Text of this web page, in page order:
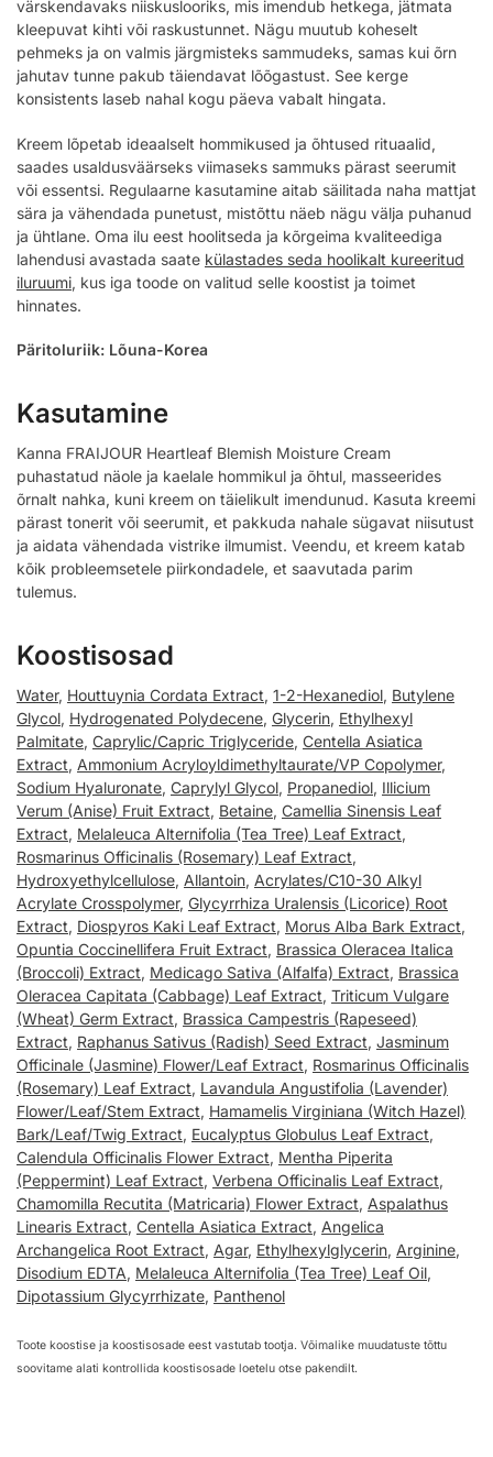
värskendavaks niiskuslooriks, mis imendub hetkega, jätmata
kleepuvat kihti või raskustunnet. Nägu muutub koheselt
pehmeks ja on valmis järgmisteks sammudeks, samas kui õrn
jahutav tunne pakub täiendavat lõõgastust. See kerge
konsistents laseb nahal kogu päeva vabalt hingata.
Kreem lõpetab ideaalselt hommikused ja õhtused rituaalid,
saades usaldusväärseks viimaseks sammuks pärast seerumit
või essentsi. Regulaarne kasutamine aitab säilitada naha mattjat
sära ja vähendada punetust, mistõttu näeb nägu välja puhanud
ja ühtlane. Oma ilu eest hoolitseda ja kõrgeima kvaliteediga
lahendusi avastada saate külastades seda hoolikalt kureeritud
iluruumi, kus iga toode on valitud selle koostist ja toimet
hinnates.
Päritoluriik: Lõuna-Korea
Kasutamine
Kanna FRAIJOUR Heartleaf Blemish Moisture Cream
puhastatud näole ja kaelale hommikul ja õhtul, masseerides
õrnalt nahka, kuni kreem on täielikult imendunud. Kasuta kreemi
pärast tonerit või seerumit, et pakkuda nahale sügavat niisutust
ja aidata vähendada vistrike ilmumist. Veendu, et kreem katab
kõik probleemsetele piirkondadele, et saavutada parim
tulemus.
Koostisosad
Water, Houttuynia Cordata Extract, 1-2-Hexanediol, Butylene
Glycol, Hydrogenated Polydecene, Glycerin, Ethylhexyl
Palmitate, Caprylic/Capric Triglyceride, Centella Asiatica
Extract, Ammonium Acryloyldimethyltaurate/VP Copolymer,
Sodium Hyaluronate, Caprylyl Glycol, Propanediol, Illicium
Verum (Anise) Fruit Extract, Betaine, Camellia Sinensis Leaf
Extract, Melaleuca Alternifolia (Tea Tree) Leaf Extract,
Rosmarinus Officinalis (Rosemary) Leaf Extract,
Hydroxyethylcellulose, Allantoin, Acrylates/C10-30 Alkyl
Acrylate Crosspolymer, Glycyrrhiza Uralensis (Licorice) Root
Extract, Diospyros Kaki Leaf Extract, Morus Alba Bark Extract,
Opuntia Coccinellifera Fruit Extract, Brassica Oleracea Italica
(Broccoli) Extract, Medicago Sativa (Alfalfa) Extract, Brassica
Oleracea Capitata (Cabbage) Leaf Extract, Triticum Vulgare
(Wheat) Germ Extract, Brassica Campestris (Rapeseed)
Extract, Raphanus Sativus (Radish) Seed Extract, Jasminum
Officinale (Jasmine) Flower/Leaf Extract, Rosmarinus Officinalis
(Rosemary) Leaf Extract, Lavandula Angustifolia (Lavender)
Flower/Leaf/Stem Extract, Hamamelis Virginiana (Witch Hazel)
Bark/Leaf/Twig Extract, Eucalyptus Globulus Leaf Extract,
Calendula Officinalis Flower Extract, Mentha Piperita
(Peppermint) Leaf Extract, Verbena Officinalis Leaf Extract,
Chamomilla Recutita (Matricaria) Flower Extract, Aspalathus
Linearis Extract, Centella Asiatica Extract, Angelica
Archangelica Root Extract, Agar, Ethylhexylglycerin, Arginine,
Disodium EDTA, Melaleuca Alternifolia (Tea Tree) Leaf Oil,
Dipotassium Glycyrrhizate, Panthenol
Toote koostise ja koostisosade eest vastutab tootja. Võimalike muudatuste tõttu
soovitame alati kontrollida koostisosade loetelu otse pakendilt.